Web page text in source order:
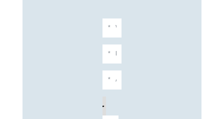
aparthotel-exploitatiemodel wordt verwacht dat
het pand circa €200.000–€230.000 aan bruto
meerdere units, toplocatie en AP-vergunning
zorgt voor een stabiele investering met jaarrond